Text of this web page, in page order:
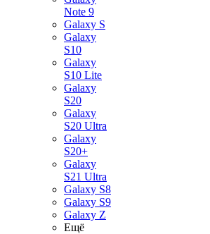
Note 9
Galaxy S
Galaxy
S10
Galaxy
S10 Lite
Galaxy
S20
Galaxy
S20 Ultra
Galaxy
S20+
Galaxy
S21 Ultra
Galaxy S8
Galaxy S9
Galaxy Z
Ещё